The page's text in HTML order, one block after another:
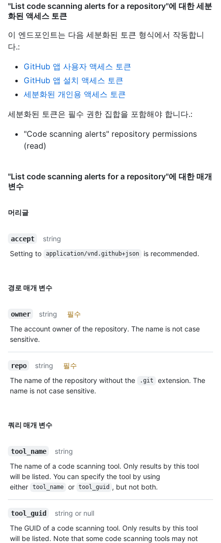
"List code scanning alerts for a repository"에 대한 세분
화된 액세스 토큰
이 엔드포인트는 다음 세분화된 토큰 형식에서 작동합니
다.:
GitHub 앱 사용자 액세스 토큰
GitHub 앱 설치 액세스 토큰
세분화된 개인용 액세스 토큰
세분화된 토큰은 필수 권한 집합을 포함해야 합니다.:
"Code scanning alerts" repository permissions
(read)
"List code scanning alerts for a repository"에 대한 매개
변수
머리글
accept
string
Setting to
application/vnd.github+json is recommended.
경로 매개 변수
owner string
필수
The account owner of the repository. The name is not case
sensitive.
repo string
필수
The name of the repository without the
.git
extension. The
name is not case sensitive.
쿼리 매개 변수
tool_name
string
The name of a code scanning tool. Only results by this tool
will be listed. You can specify the tool by using
either
tool_name or tool_guid , but not both.
tool_guid
string or null
The GUID of a code scanning tool. Only results by this tool
will be listed. Note that some code scanning tools may not